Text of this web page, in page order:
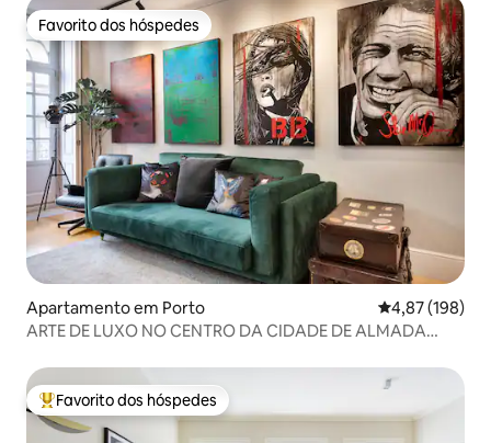
Favorito dos hóspedes
Favorito dos hóspedes
Apartamento em Porto Classificação
4,87 (198)
ARTE DE LUXO NO CENTRO DA CIDADE DE ALMADA
Favoritos dos hóspedes mais apreciados
Favorito dos hóspedes